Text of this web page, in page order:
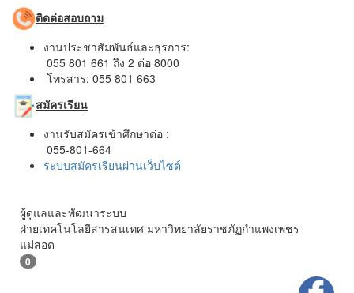
ติดต่อสอบถาม
งานประชาสัมพันธ์และธุรการ:
055 801 661 ถึง 2 ต่อ 8000
โทรสาร: 055 801 663
สมัครเรียน
งานรับสมัครเข้าศึกษาต่อ :
055-801-664
ระบบสมัครเรียนผ่านเว็บไซต์
ผู้ดูแลและพัฒนาระบบ
ฝ่ายเทคโนโลยีสารสนเทศ มหาวิทยาลัยราชภัฏกำแพงเพชร
แม่สอด
0